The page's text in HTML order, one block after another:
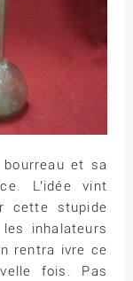
et sa
L’idée vint
cette stupide
inhalateurs
rentra ivre ce
fois. Pas